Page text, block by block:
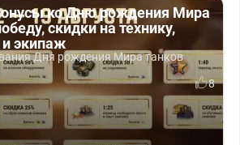
ко Дню рождения Мира
скидки на технику,
и экипаж
Дня рождения Мира танков
8